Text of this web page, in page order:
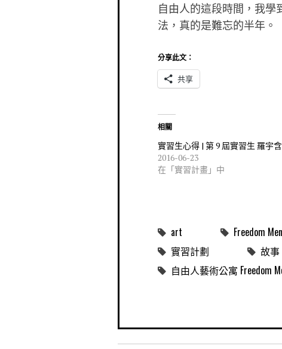
自由人的這段時間，我
法，真的是難忘的半年。
分享此文：
共享
相關
實習生心得 | 第 9 屆實習生 羅宇含
2016-06-23
在「實習計畫」中
art Freedom
實習計劃
故事
自由人藝術公寓 Freedom